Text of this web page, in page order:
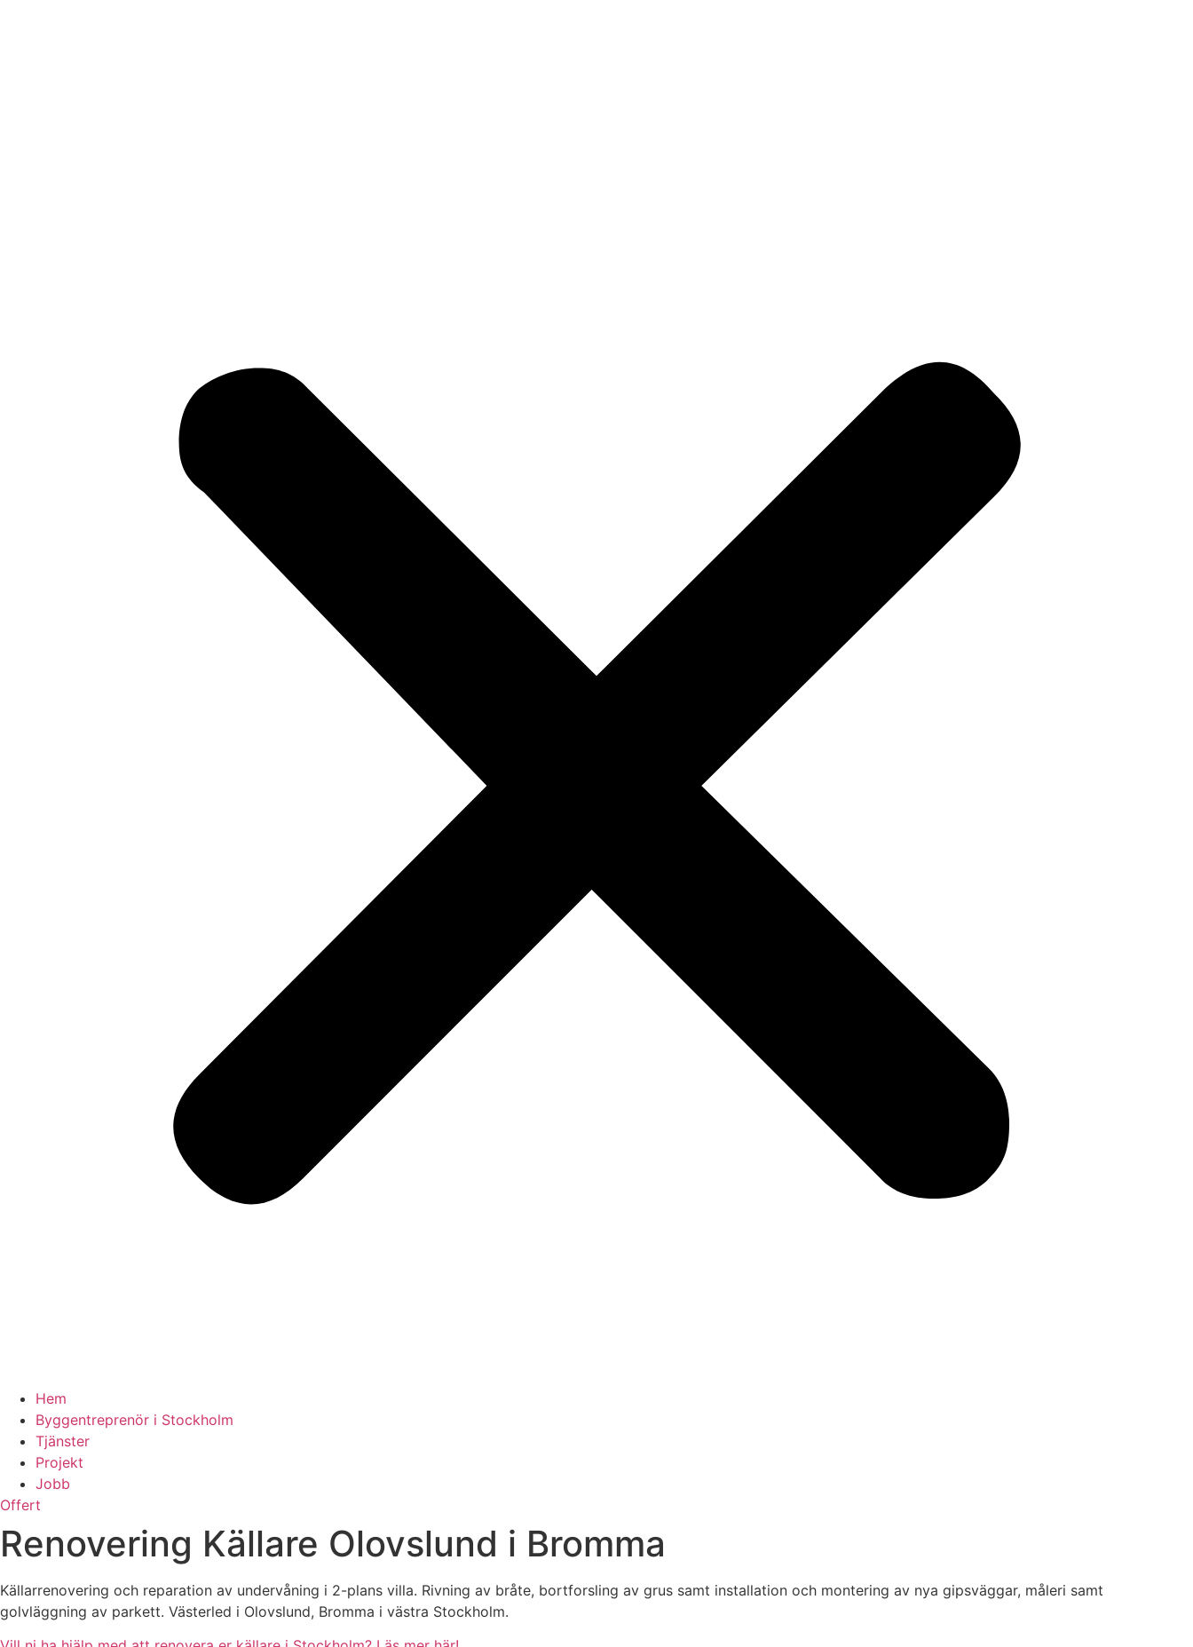
Hem
Byggentreprenör i Stockholm
Tjänster
Projekt
Jobb
Offert
Renovering Källare Olovslund i Bromma
Källarrenovering och reparation av undervåning i 2-plans villa. Rivning av bråte, bortforsling av grus samt installation och montering av nya gipsväggar, måleri samt
golvläggning av parkett. Västerled i Olovslund, Bromma i västra Stockholm.